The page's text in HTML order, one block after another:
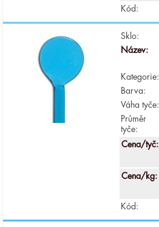
Kód:
Sklo:
Název:
Kategorie:
Barva:
Váha tyče:
Průměr
tyče:
Cena/tyč:
Cena/kg:
Kód: